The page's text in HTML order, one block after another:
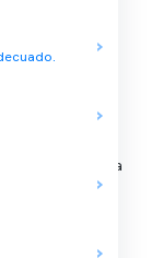
-1, local 003
de forma rápida